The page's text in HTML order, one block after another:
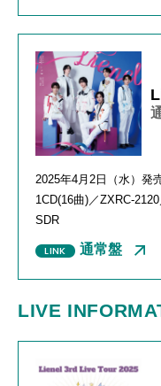
2025年4月2日（水）発
1CD(16曲)／ZXRC-2120
SDR
通常盤
LIVE